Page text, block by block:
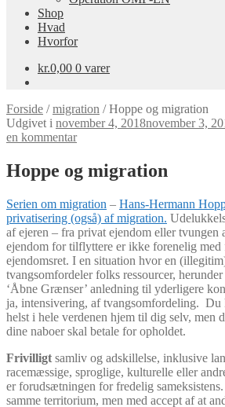
Shop
Hvad
Hvorfor
kr.0,00 0 varer
Forside /migration /Hoppe og migration
Udgivet i november 4, 2018november 3,
en kommentar
Hoppe og migration
Serien om migration – Hans-Hermann
privatisering (også) af migration.
af ejeren – fra privat ejendom eller tvungen
ejendom for tilflyttere er ikke forenelig
ejendomsret. I en situation hvor en
tvangsomfordeler folks ressourcer,
‘Åbne Grænser’ anledning til yderligere
ja, intensivering, af tvangsomfordeling. Du
helst i hele verdenen hjem til dig selv, men
dine naboer skal betale for opholdet.
Frivilligt samliv og adskillelse, inklusive
racemæssige, sproglige, kulturelle eller
er forudsætningen for fredelig
samme territorium, men med accept af at